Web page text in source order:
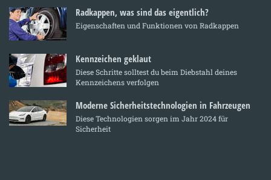
Radkappen, was sind das eigentlich?
Eigenschaften und Funktionen von Radkappen
Kennzeichen geklaut
Diese Schritte solltest du beim Diebstahl deines
Kennzeichens verfolgen
Moderne Sicherheitstechnologien in Fahrzeugen
Diese Technologien sorgen im Jahr 2024 für
Sicherheit